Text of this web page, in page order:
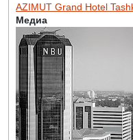
AZIMUT Grand Hotel
Медиа